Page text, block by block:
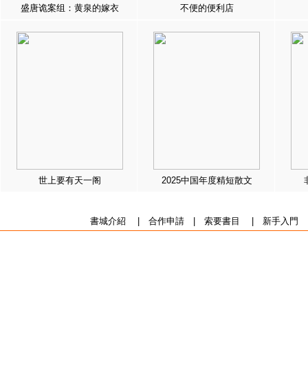
盛唐诡案组：黄泉的嫁衣 不便的便利店
世上要有天一阁 2025中国年度精短散文
書城介紹 合作申請| 索要書目 新手入門